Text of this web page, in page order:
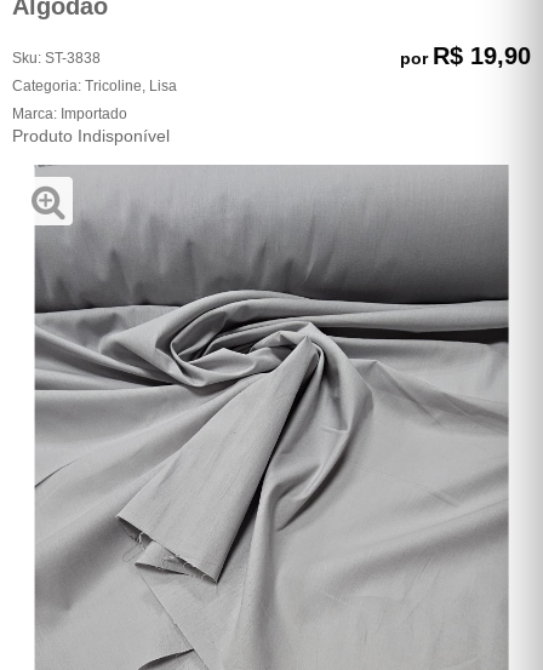
Algodão
Sku: ST-3838
Categoria: Tricoline Lisa
Marca: Importado
Produto Indisponível
por R$ 19,90